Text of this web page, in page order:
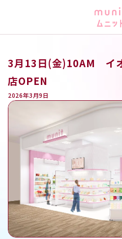
3月13日(金)10AM イ
店OPEN
2026年3月9日